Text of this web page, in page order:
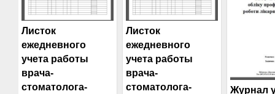
Листок
ежедневного
учета работы
врача-
стоматолога-
Листок
ежедневного
учета работы
врача-
стоматолога-
Журнал